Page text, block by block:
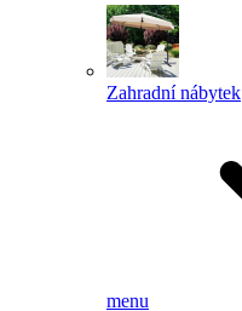
Zahradní nábytek
menu